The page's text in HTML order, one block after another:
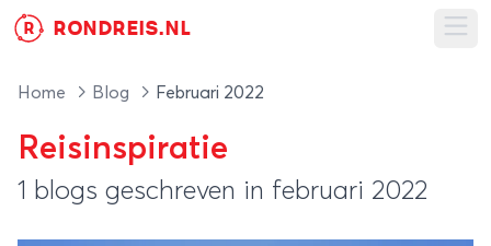
R RONDREIS.NL
Home Blog Februari 2022
Reisinspiratie
1 blogs geschreven in februari 2022